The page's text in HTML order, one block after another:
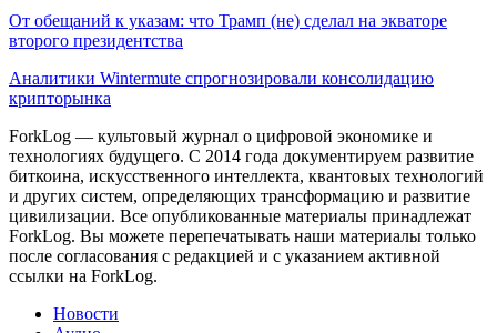
От обещаний к указам: что Трамп (не) сделал на экваторе
второго президентства
Аналитики Wintermute спрогнозировали консолидацию
крипторынка
ForkLog — культовый журнал о цифровой экономике и
технологиях будущего. С 2014 года документируем развитие
биткоина, искусственного интеллекта, квантовых технологий
и других систем, определяющих трансформацию и развитие
цивилизации. Все опубликованные материалы принадлежат
ForkLog. Вы можете перепечатывать наши материалы только
после согласования с редакцией и с указанием активной
ссылки на ForkLog.
Новости